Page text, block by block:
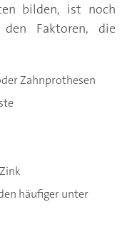
bilden, ist noch
Faktoren, die
Zahnprothesen
häufiger unter